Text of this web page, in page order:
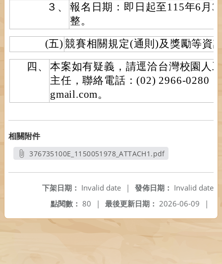
３、
報名日期：即日起至115年6月
整。
(五) 競賽相關規定(通則)及獎勵等資
四、
本案如有疑義，請逕洽台灣校園人
主任，聯絡電話：(02) 2966-0280
gmail.com。
相關附件
376735100E_1150051978_ATTACH1.pdf
發佈日期： Invalid date
下架日期： Invalid date
|
最後更新日期： 2026-06-09 |
點閱數： 80 |